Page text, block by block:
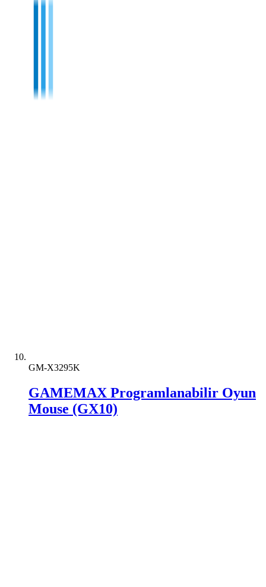
GM-X3295K
GAMEMAX Programlanabilir Oyun
Mouse (GX10)